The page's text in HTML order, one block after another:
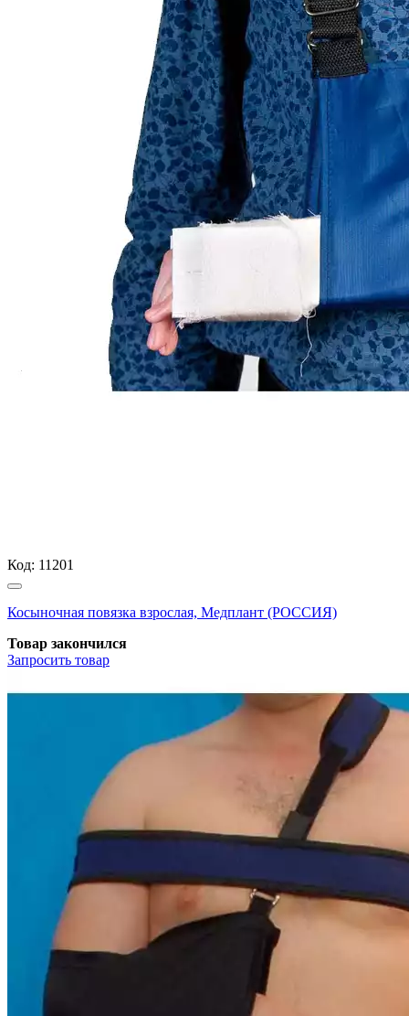
Код: 11201
Косыночная повязка взрослая, Медплант (РОССИЯ)
Товар закончился
Запросить товар